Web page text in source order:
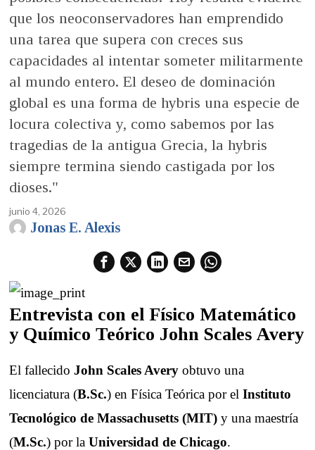
que los neoconservadores han emprendido
una tarea que supera con creces sus
capacidades al intentar someter militarmente
al mundo entero. El deseo de dominación
global es una forma de hybris una especie de
locura colectiva y, como sabemos por las
tragedias de la antigua Grecia, la hybris
siempre termina siendo castigada por los
dioses."
junio 4, 2026
Jonas E. Alexis
Entrevista con el Físico Matemático
y Químico Teórico John Scales Avery
El fallecidoJohn Scales Avery obtuvo una
licenciatura (B.Sc.) en Física Teórica por elInstituto
Tecnológico de Massachusetts (MIT) y una maestría
(M.Sc.) por laUniversidad de Chicago.